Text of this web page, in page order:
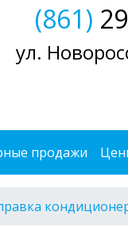
(861)
ул.
продажи